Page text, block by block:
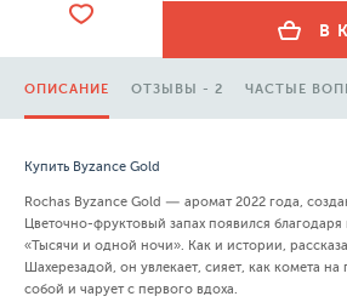
В
ОПИСАНИЕ ОТЗЫВЫ - 2 ЧАСТЫЕ
Купить Byzance Gold
Rochas Byzance Gold — аромат 2022 года,
Цветочно-фруктовый запах появился благодаря
«Тысячи и одной ночи». Как и истории,
Шахерезадой, он увлекает, сияет, как комета на
собой и чарует с первого вдоха.